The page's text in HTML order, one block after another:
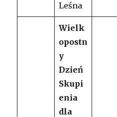
Leśna
Wielk
opostn
y
Dzień
Skupi
enia
dla